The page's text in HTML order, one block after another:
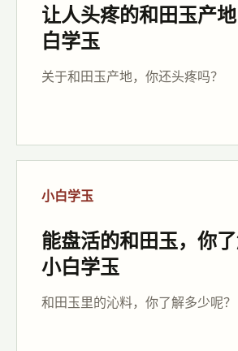
让人头疼的和田玉产
白学玉
关于和田玉产地，你还头疼吗？
小白学玉
能盘活的和田玉，你
小白学玉
和田玉里的沁料，你了解多少呢？